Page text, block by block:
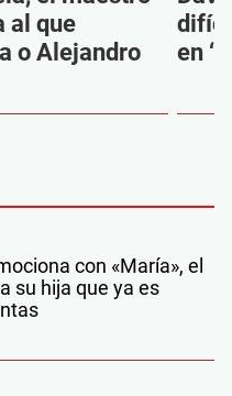
al que
o Alejandro
en
con «María», el
su hija que ya es